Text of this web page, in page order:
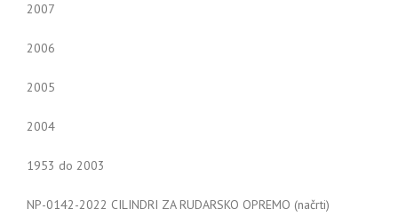
2007
2006
2005
2004
1953 do 2003
NP-0142-2022 CILINDRI ZA RUDARSKO OPREMO (načrti)